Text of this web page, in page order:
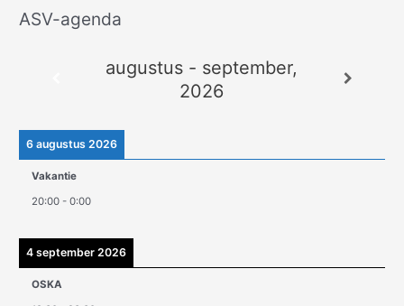
ASV-agenda
augustus - september,
2026
6 augustus 2026
Vakantie
20:00 -0:00
4 september 2026
OSKA
A